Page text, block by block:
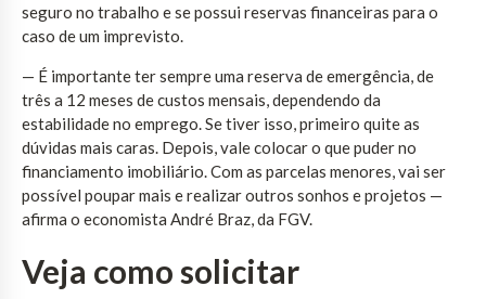
seguro no trabalho e se possui reservas financeiras para o
caso de um imprevisto.
— É importante ter sempre uma reserva de emergência, de
três a 12 meses de custos mensais, dependendo da
estabilidade no emprego. Se tiver isso, primeiro quite as
dúvidas mais caras. Depois, vale colocar o que puder no
financiamento imobiliário. Com as parcelas menores, vai ser
possível poupar mais e realizar outros sonhos e projetos —
afirma o economista André Braz, da FGV.
Veja como solicitar